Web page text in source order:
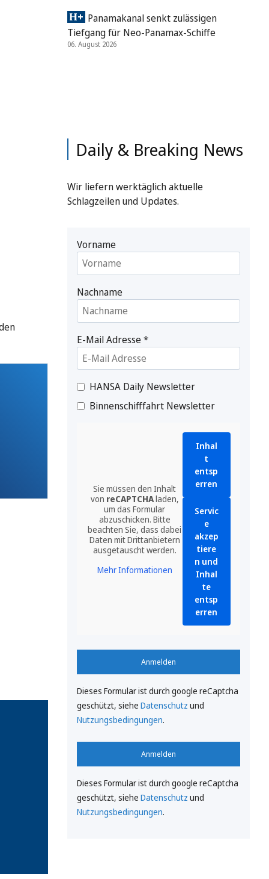
Panamakanal senkt zulässigen
Tiefgang für Neo-Panamax-Schiffe
06. August 2026
Daily & Breaking News
Wir liefern werktäglich aktuelle
Schlagzeilen und Updates.
Vorname
Nachname
E-Mail Adresse*
HANSA Daily Newsletter
Binnenschifffahrt Newsletter
Sie müssen den Inhalt
von reCAPTCHAladen,
um das Formular
abzuschicken. Bitte
beachten Sie, dass dabei
Daten mit Drittanbietern
ausgetauscht werden.
Mehr Informationen
Inhal
t
entsp
erren
Servic
e
akzep
tiere
n und
Inhal
te
entsp
erren
Anmelden
Dieses Formular ist durch google reCaptcha
geschützt, siehe Datenschutz und
Nutzungsbedingungen.
Anmelden
Dieses Formular ist durch google reCaptcha
geschützt, siehe Datenschutz und
Nutzungsbedingungen.